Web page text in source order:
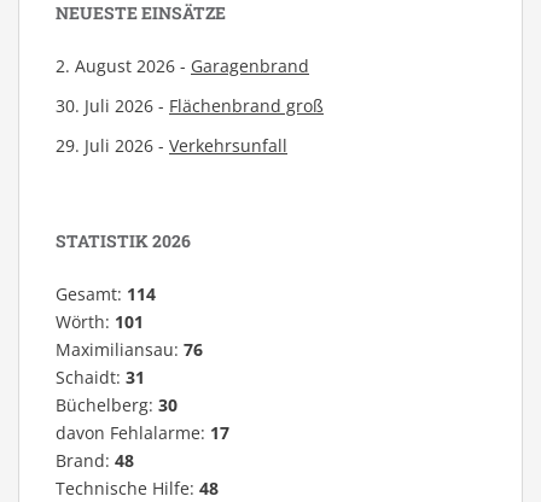
NEUESTE EINSÄTZE
2. August 2026 - Garagenbrand
30. Juli 2026 - Flächenbrand groß
29. Juli 2026 - Verkehrsunfall
STATISTIK 2026
Gesamt: 114
Wörth: 101
Maximiliansau: 76
Schaidt: 31
Büchelberg: 30
davon Fehlalarme: 17
Brand: 48
Technische Hilfe: 48